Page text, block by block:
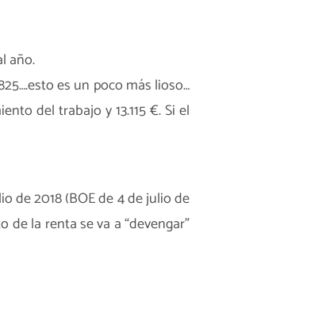
año.
es un poco más lioso…
del trabajo y 13.115 €. Si el
de 2018 (BOE de 4 de julio de
la renta se va a “devengar”